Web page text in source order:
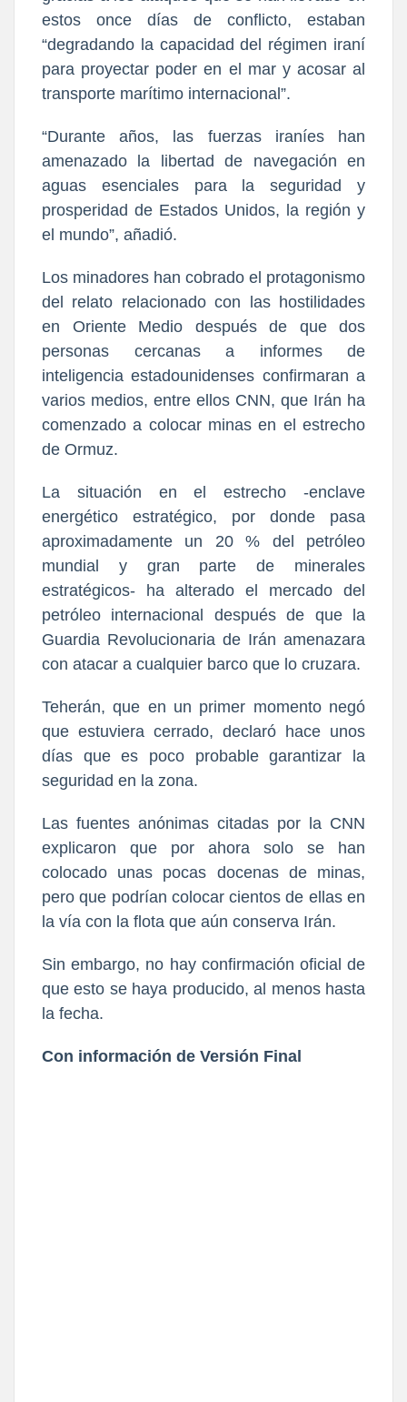
estos once días de conflicto, estaban
“degradando la capacidad del régimen iraní
para proyectar poder en el mar y acosar al
transporte marítimo internacional”.
“Durante años, las fuerzas iraníes han
amenazado la libertad de navegación en
aguas esenciales para la seguridad y
prosperidad de Estados Unidos, la región y
el mundo”, añadió.
Los minadores han cobrado el protagonismo
del relato relacionado con las hostilidades
en Oriente Medio después de que dos
personas cercanas a informes de
inteligencia estadounidenses confirmaran a
varios medios, entre ellos CNN, que Irán ha
comenzado a colocar minas en el estrecho
de Ormuz.
La situación en el estrecho -enclave
energético estratégico, por donde pasa
aproximadamente un 20 % del petróleo
mundial y gran parte de minerales
estratégicos- ha alterado el mercado del
petróleo internacional después de que la
Guardia Revolucionaria de Irán amenazara
con atacar a cualquier barco que lo cruzara.
Teherán, que en un primer momento negó
que estuviera cerrado, declaró hace unos
días que es poco probable garantizar la
seguridad en la zona.
Las fuentes anónimas citadas por la CNN
explicaron que por ahora solo se han
colocado unas pocas docenas de minas,
pero que podrían colocar cientos de ellas en
la vía con la flota que aún conserva Irán.
Sin embargo, no hay confirmación oficial de
que esto se haya producido, al menos hasta
la fecha.
Con información de Versión Final